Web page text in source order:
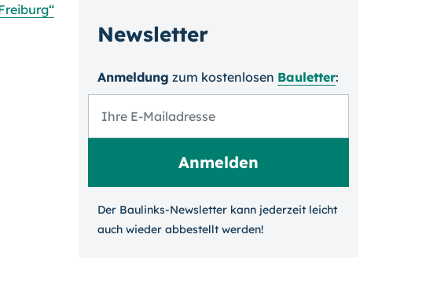
Newsletter
Anmeldung zum kosten­losen Bauletter:
Der Baulinks-Newsletter kann jeder­zeit leicht
auch wieder ab­bestellt werden!